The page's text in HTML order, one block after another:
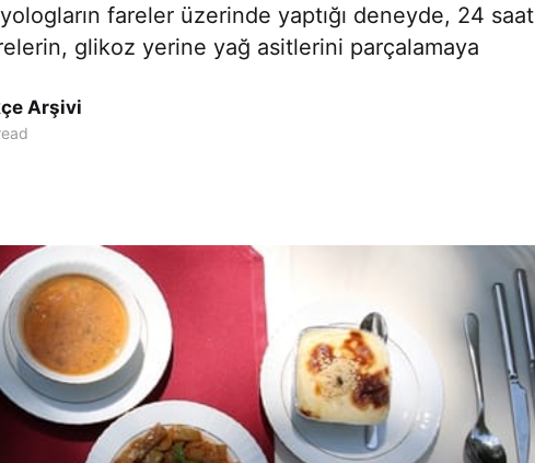
fareler üzerinde yaptığı deneyde, 24 saat
glikoz yerine yağ asitlerini parçalamaya
Arşivi